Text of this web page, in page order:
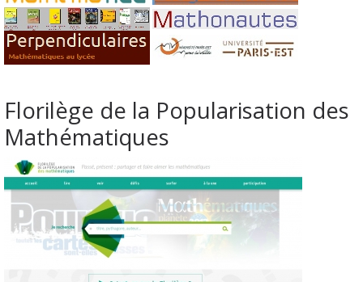
Florilège de la Popularisation des
Mathématiques